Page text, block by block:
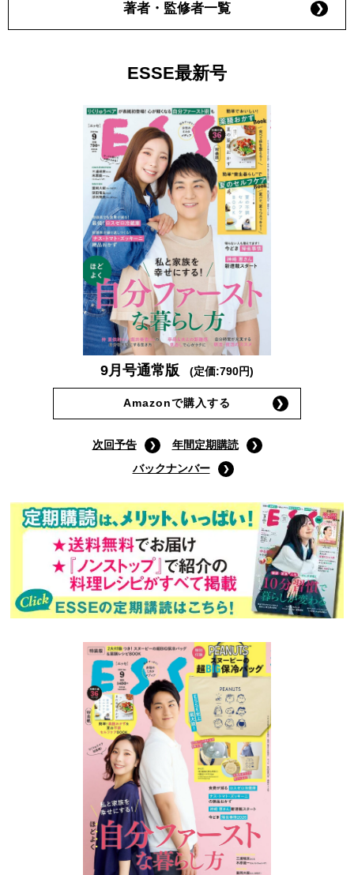
著者・監修者一覧
ESSE最新号
9月号通常版 (定価:790円)
Amazonで購入する
次回予告
年間定期購読
バックナンバー